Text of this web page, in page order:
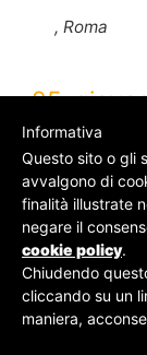
, Roma
25,
Shen
, Roma
26,
Shen
, Roma
Informativa
Questo sito o gli
avvalgono di
finalità illustrate
negare il
cookie policy.
Chiudendo
cliccando su un
maniera,